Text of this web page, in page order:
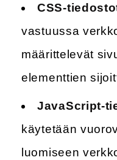
CSS-
vastuussa
määrittelevät
elementtien
JavaScript-
käytetään
luomiseen